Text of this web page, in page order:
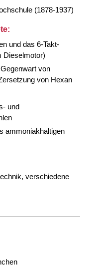
(1878-1937)
und das 6-Takt-
Dieselmotor)
von
von Hexan
und
ammoniakhaltigen
verschiedene